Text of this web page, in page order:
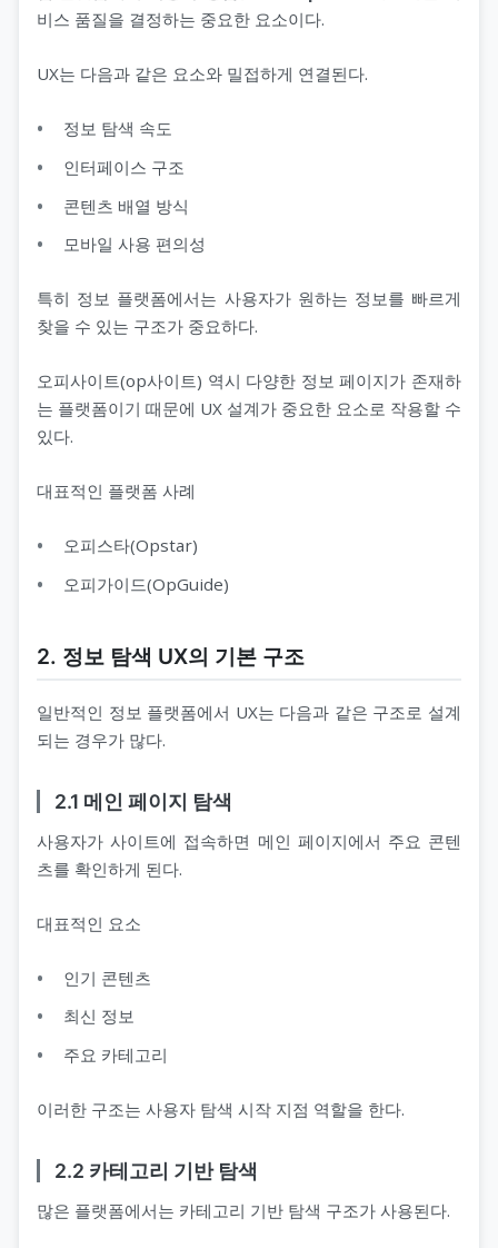
비스 품질을 결정하는 중요한 요소이다.
UX는 다음과 같은 요소와 밀접하게 연결된다.
정보 탐색 속도
인터페이스 구조
콘텐츠 배열 방식
모바일 사용 편의성
특히 정보 플랫폼에서는 사용자가 원하는 정보를 빠르게
찾을 수 있는 구조가 중요하다.
오피사이트(op사이트) 역시 다양한 정보 페이지가 존재하
는 플랫폼이기 때문에 UX 설계가 중요한 요소로 작용할 수
있다.
대표적인 플랫폼 사례
오피스타(Opstar)
오피가이드(OpGuide)
2. 정보 탐색 UX의 기본 구조
일반적인 정보 플랫폼에서 UX는 다음과 같은 구조로 설계
되는 경우가 많다.
2.1 메인 페이지 탐색
사용자가 사이트에 접속하면 메인 페이지에서 주요 콘텐
츠를 확인하게 된다.
대표적인 요소
인기 콘텐츠
최신 정보
주요 카테고리
이러한 구조는 사용자 탐색 시작 지점 역할을 한다.
2.2 카테고리 기반 탐색
많은 플랫폼에서는 카테고리 기반 탐색 구조가 사용된다.